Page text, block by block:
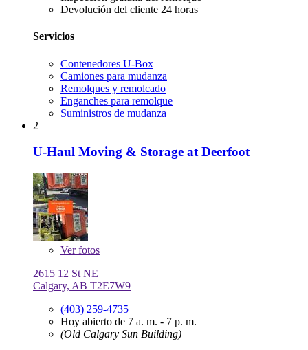
Devolución del cliente 24 horas
Servicios
Contenedores U-Box
Camiones para mudanza
Remolques y remolcado
Enganches para remolque
Suministros de mudanza
2
U-Haul Moving & Storage at Deerfoot
Verfotos
2615 12 St NE
Calgary, AB T2E7W9
(403) 259-4735
Hoy abierto de 7 a. m. - 7 p. m.
(Old Calgary Sun Building)